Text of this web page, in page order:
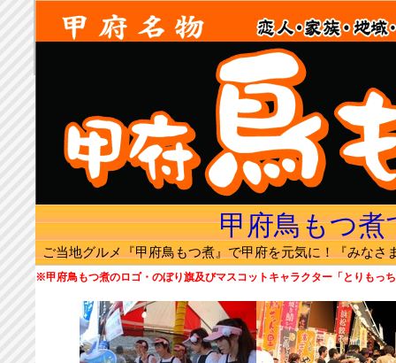
甲府鳥もつ
ご当地グルメ『甲府鳥もつ煮』で甲府を元気に！『みな
※甲府鳥もつ煮のロゴ・のぼり旗及びマスコットキャラクター「とりもっ